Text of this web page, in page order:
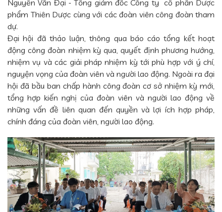
Nguyễn Văn Đại - Tổng giám đốc Công ty cổ phần Dược
phẩm Thiên Dược cùng với các đoàn viên công đoàn tham
dự.
Đại hội đã thảo luận, thông qua báo cáo tổng kết hoạt
động công đoàn nhiệm kỳ qua, quyết định phương hướng,
nhiệm vụ và các giải pháp nhiệm kỳ tới phù hợp với ý chí,
nguyện vọng của đoàn viên và người lao động. Ngoài ra đại
hội đã bầu ban chấp hành công đoàn cơ sở nhiệm kỳ mới,
tổng hợp kiến nghị của đoàn viên và người lao động về
những vấn đề liên quan đến quyền và lợi ích hợp pháp,
chính đáng của đoàn viên, người lao động.